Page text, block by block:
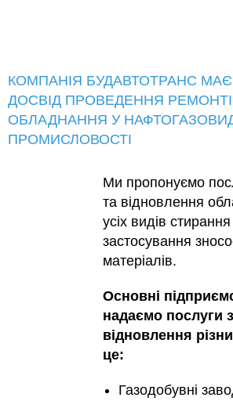
КОМПАНІЯ БУДАВТОТРАНС
ДОСВІД ПРОВЕДЕННЯ
ОБЛАДНАННЯ У
ПРОМИСЛОВОСТІ
Ми пропонуємо
та відновлення
усіх видів
застосування
матеріалів.
Основні
надаємо послуги
відновлення
це:
Газодобувні